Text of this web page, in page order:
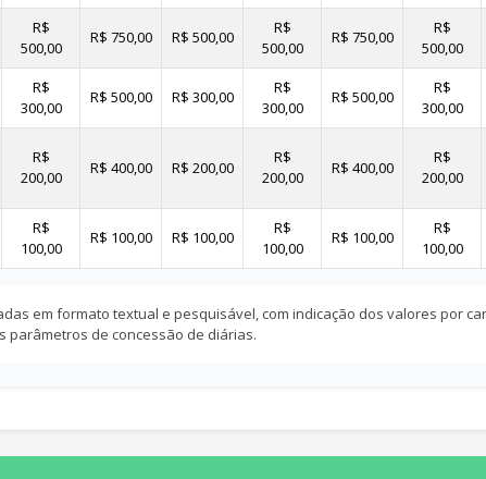
R$
500,00
R$ 750,00 R$ 500,00
R$
500,00
R$ 750,00
R$
500,00
R$
300,00
R$ 500,00 R$ 300,00
R$
300,00
R$ 500,00
R$
300,00
R$
200,00
R$ 400,00 R$ 200,00
R$
200,00
R$ 400,00
R$
200,00
R$
100,00
R$ 100,00 R$ 100,00
R$
100,00
R$ 100,00
R$
100,00
em formato textual e pesquisável, com indicação dos valores por
parâmetros de concessão de diárias.